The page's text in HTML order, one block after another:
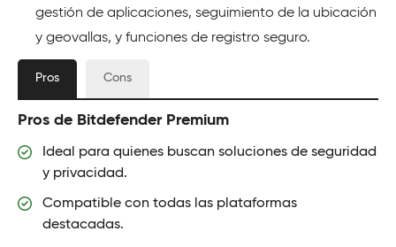
gestión de aplicaciones, seguimiento de la ubicación
y geovallas, y funciones de registro seguro.
Pros Cons
Pros de Bitdefender Premium
Ideal para quienes buscan soluciones de seguridad
y privacidad.
Compatible con todas las plataformas
destacadas.